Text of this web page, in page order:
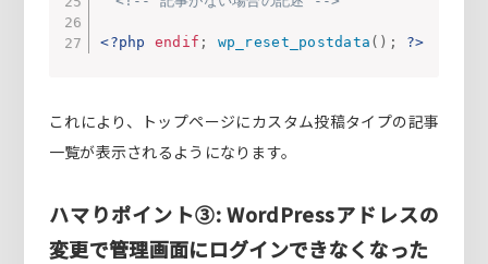
<?php endif ; wp_reset_postdata ( ) ; ?>
これにより、トップページにカスタム投稿タイプの記事
一覧が表示されるようになります。
ハマりポイント③: WordPressアドレスの
変更で管理画面にログインできなくなった